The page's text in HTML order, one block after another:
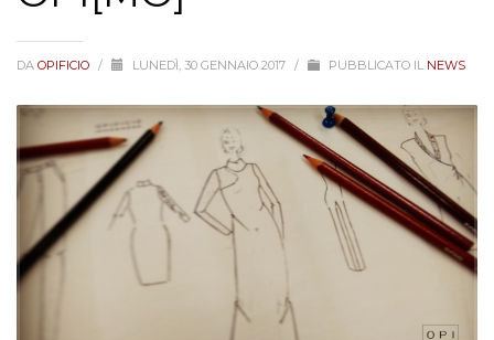
DA OPIFICIO / LUNEDÌ, 30 GENNAIO 2017 / PUBBLICATO IL NEWS